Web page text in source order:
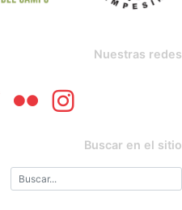
Nuestras redes
Buscar en el sitio